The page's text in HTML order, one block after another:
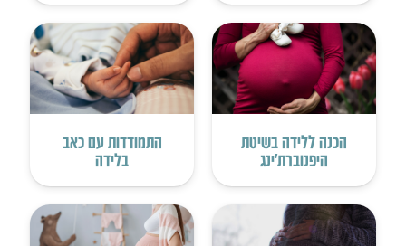
הכנה ללידה בשיטת
היפנוברת’ינג
התמודדות עם כאב
בלידה